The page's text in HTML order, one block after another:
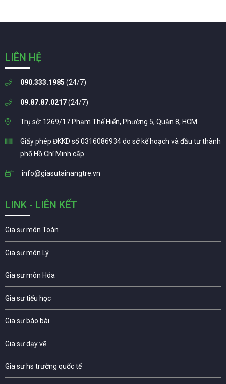
LIÊN HỆ
090.333.1985 (24/7)
09.87.87.0217(24/7)
Trụ sở: 1269/17 Phạm Thế Hiển, Phường 5, Quận 8, HCM
Giấy phép ĐKKD số 0316086934 do sở kế hoạch và đầu tư thành
phố Hồ Chí Minh cấp
info@giasutainangtre.vn
LINK - LIÊN KẾT
Gia sư môn Toán
Gia sư môn Lý
Gia sư môn Hóa
Gia sư tiểu học
Gia sư báo bài
Gia sư dạy vẽ
Gia sư hs trường quốc tế